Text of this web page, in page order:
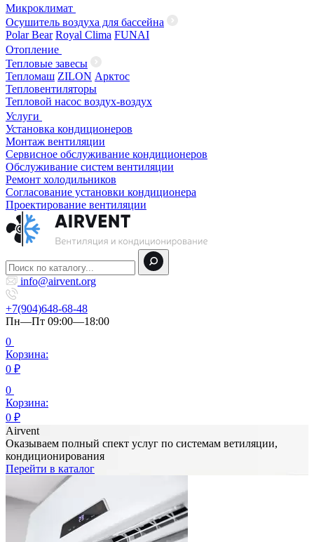
Микроклимат
Осушитель воздуха для бассейна
Polar Bear Royal Clima FUNAI
Отопление
Тепловые завесы
Тепломаш ZILON Арктос
Тепловентиляторы
Тепловой насос воздух-воздух
Услуги
Установка кондиционеров
Монтаж вентиляции
Сервисное обслуживание кондиционеров
Обслуживание систем вентиляции
Ремонт холодильников
Согласование установки кондиционера
Проектирование вентиляции
info@airvent.org
+7(904)648-68-48
Пн—Пт 09:00—18:00
0
Корзина:
0 ₽
0
Корзина:
0 ₽
Airvent
Оказываем полный спект услуг по системам ветиляции,
кондиционирования
Перейти в каталог